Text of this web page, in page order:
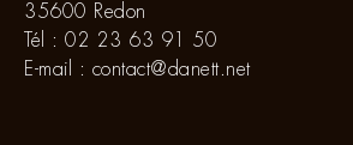
35600 Redon
Tél : 02 23 63 91 50
E-mail : contact@danett.net